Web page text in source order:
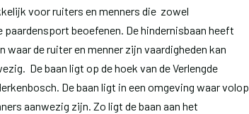
voor ruiters en menners die zowel
beoefenen. De hindernisbaan heeft
waar de ruiter en menner zijn vaardigheden kan
De baan ligt op de hoek van de Verlengde
De baan ligt in een omgeving waar volop
aanwezig zijn. Zo ligt de baan aan het